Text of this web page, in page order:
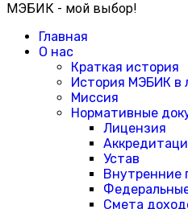
МЭБИК - мой выбор!
Главная
О нас
Краткая история
История МЭБИК в
Миссия
Нормативные
Лицензия
Устав
Внутренние
Смета